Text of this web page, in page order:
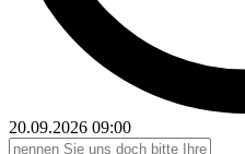
20.09.2026 09:00